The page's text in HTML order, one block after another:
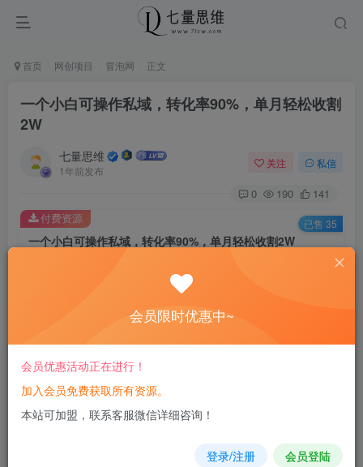
首页 网创项目 冒泡网 正文
一个小白可操作私域，转化率90%，单月轻松收割
2W
七量思维
1年前发布
关注 私信
0 190 141
一个小白可操作私域，转化率90%，单月轻松收割2W
8.8
免费
您当前未登录！建议登陆后购买，可保存购买订单
付费资源 已售 35
会员限时优惠中~
会员优惠活动正在进行！
加入会员免费获取所有资源。
本站可加盟，联系客服微信详细咨询！
登录/注册 会员登陆